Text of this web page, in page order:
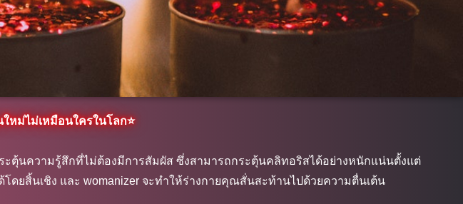
หม่ไม่เหมือนใครในโลก⭐
ตุ้นความรู้สึกที่ไม่ต้องมีการสัมผัส ซึ่งสามารถกระตุ้นคลิทอริสได้อย่างหนักแน่นตั้งแต่
สิ้นเชิง และ womanizer จะทำให้ร่างกายคุณสั่นสะท้านไปด้วยความตื่นเต้น